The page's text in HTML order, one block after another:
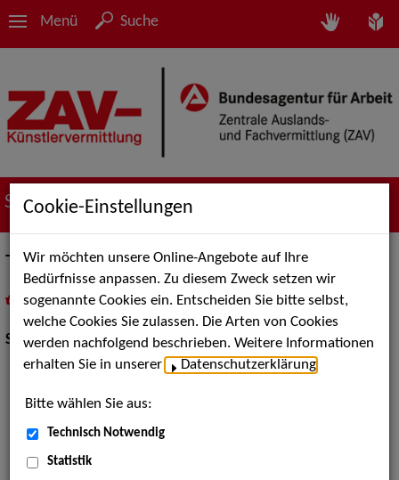
Menü Suche
Suche nach Künstler*innen
Tango Lugo
als PDF speichern
inMeine Merklistelegen
Show Acts:Tanz
Cookie-Einstellungen
Wir möchten unsere Online-Angebote auf Ihre
Bedürfnisse anpassen. Zu diesem Zweck setzen wir
sogenannte Cookies ein. Entscheiden Sie bitte selbst,
welche Cookies Sie zulassen. Die Arten von Cookies
werden nachfolgend beschrieben. Weitere Informationen
erhalten Sie in unserer
Datenschutzerklärung
Bitte wählen Sie aus:
Technisch Notwendig
Statistik